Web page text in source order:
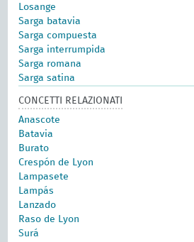
Losange
Sarga batavia
Sarga compuesta
Sarga interrumpida
Sarga romana
Sarga satina
CONCETTI RELAZIONATI
Anascote
Batavia
Burato
Crespón de Lyon
Lampasete
Lampás
Lanzado
Raso de Lyon
Surá